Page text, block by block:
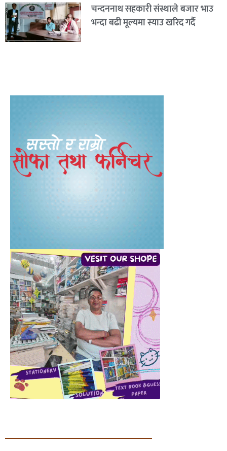
चन्दननाथ सहकारी संस्थाले बजार भाउ
भन्दा बढी मूल्यमा स्याउ खरिद गर्दै